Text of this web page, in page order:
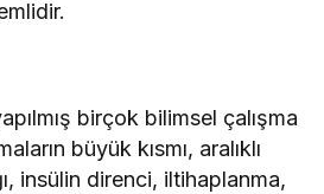
birçok bilimsel çalışma
büyük kısmı, aralıklı
insülin direnci, iltihaplanma,